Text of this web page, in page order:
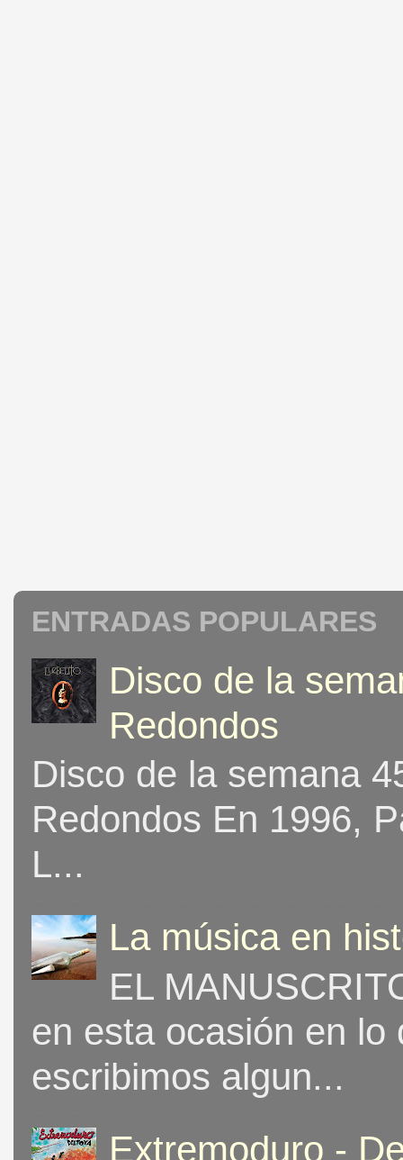
ENTRADAS POPULARES
Disco de la
Redondos
Disco de la semana
Redondos En 1996,
L...
La música en
EL
en esta ocasión en
escribimos algun...
Extremoduro -